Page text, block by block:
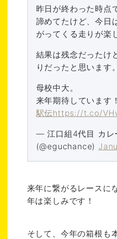
昨日が終わった時点
諦めてたけど、今日
がってくる走りが楽
結果は残念だったけ
りだったと思います。
母校中大。
来年期待しています！
駅伝https://t.co/
— 江口組4代目 カレ
(@eguchance)
来年に繋がるレースに
年は楽しみです！
そして、今年の箱根も